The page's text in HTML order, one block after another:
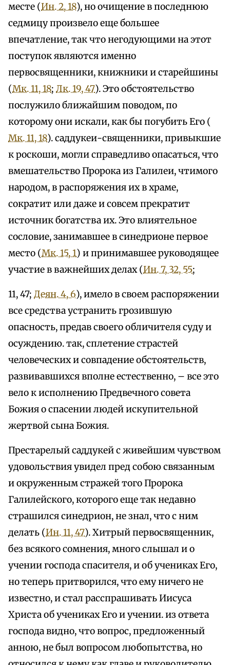
месте (Ин. 2, 18), но очищение в последнюю
седмицу произвело еще большее
впечатление, так что негодующими на этот
поступок являются именно
первосвященники, книжники и старейшины
(Мк. 11, 18; Лк. 19, 47). Это обстоятельство
послужило ближайшим поводом, по
которому они искали, как бы погубить Его (
Мк. 11, 18). саддукеи-священники, привыкшие
к роскоши, могли справедливо опасаться, что
вмешательство Пророка из Галилеи, чтимого
народом, в распоряжения их в храме,
сократит или даже и совсем прекратит
источник богатства их. Это влиятельное
сословие, занимавшее в синедрионе первое
место (Мк. 15, 1) и принимавшее руководящее
участие в важнейших делах (Ин. 7, 32, 55;
11, 47; Деян. 4, 6), имело в своем распоряжении
все средства устранить грозившую
опасность, предав своего обличителя суду и
осуждению. так, сплетение страстей
человеческих и совпадение обстоятельств,
развивавшихся вполне естественно, – все это
вело к исполнению Предвечного совета
Божия о спасении людей искупительной
жертвой сына Божия.
Престарелый саддукей с живейшим чувством
удовольствия увидел пред собою связанным
и окруженным стражей того Пророка
Галилейского, которого еще так недавно
страшился синедрион, не знал, что с ним
делать (Ин. 11, 47). Хитрый первосвященник,
без всякого сомнения, много слышал и о
учении господа спасителя, и об учениках Его,
но теперь притворился, что ему ничего не
известно, и стал расспрашивать Иисуса
Христа об учениках Его и учении. из ответа
господа видно, что вопрос, предложенный
анною, не был вопросом любопытства, но